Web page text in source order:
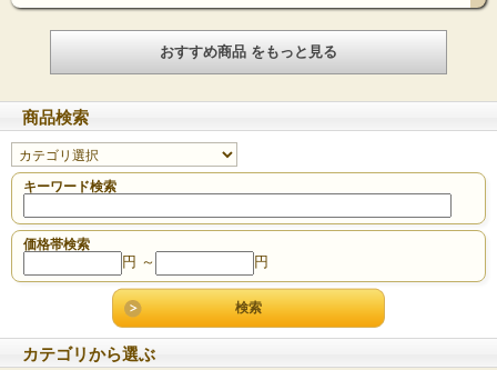
おすすめ商品 をもっと見る
商品検索
キーワード検索
価格帯検索
円 ～ 円
カテゴリから選ぶ